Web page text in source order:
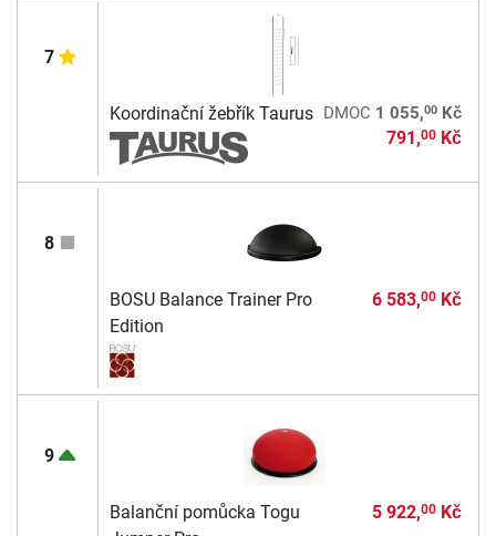
7
Koordinační žebřík Taurus DMOC 1 055,00Kč
791,00Kč
8
BOSU Balance Trainer Pro
Edition
6 583,00Kč
9
Balanční pomůcka Togu
5 922,00Kč